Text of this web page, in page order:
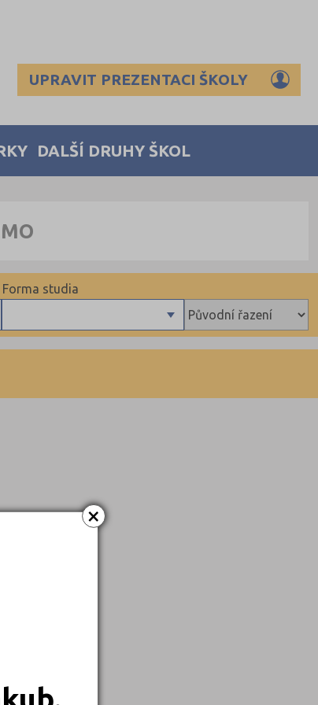
×
UPRAVIT PREZENTACI ŠKOLY
DALŠÍ DRUHY ŠKOL
Forma studia